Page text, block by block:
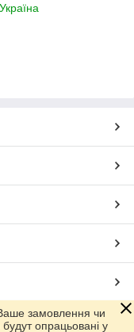
замовлення чи
опрацьовані у